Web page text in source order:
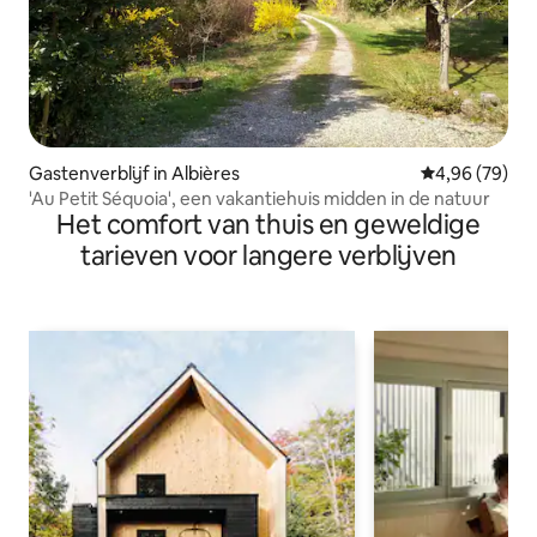
Gastenverblijf in Albières Gemiddelde
4,96 (79)
'Au Petit Séquoia', een vakantiehuis midden in de natuur
Het comfort van thuis en geweldige
tarieven voor langere verblijven